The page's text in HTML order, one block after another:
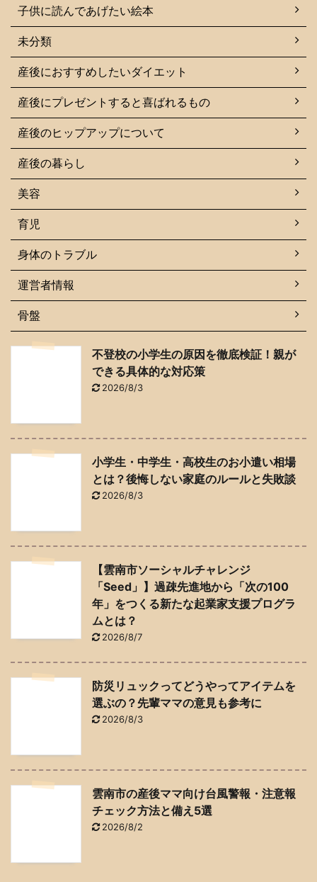
子供に読んであげたい絵本
未分類
産後におすすめしたいダイエット
産後にプレゼントすると喜ばれるもの
産後のヒップアップについて
産後の暮らし
美容
育児
身体のトラブル
運営者情報
骨盤
不登校の小学生の原因を徹底検証！親が
できる具体的な対応策
2026/8/3
小学生・中学生・高校生のお小遣い相場
とは？後悔しない家庭のルールと失敗談
2026/8/3
【雲南市ソーシャルチャレンジ
「Seed」】過疎先進地から「次の100
年」をつくる新たな起業家支援プログラ
ムとは？
2026/8/7
防災リュックってどうやってアイテムを
選ぶの？先輩ママの意見も参考に
2026/8/3
雲南市の産後ママ向け台風警報・注意報
チェック方法と備え5選
2026/8/2